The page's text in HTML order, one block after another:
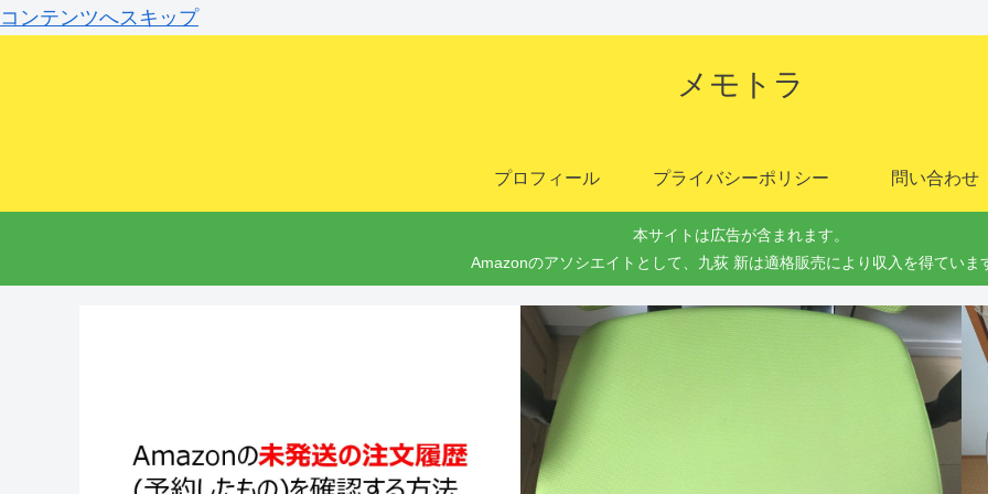
コンテンツへスキップ
メモトラ
プロフィール プライバシーポリシー 問い合わせ
本サイトは広告が含まれます。
Amazonのアソシエイトとして、九荻 新は適格販売により収入を得ていま